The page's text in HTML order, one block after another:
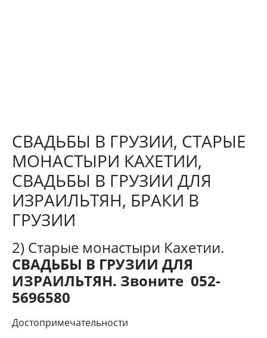
СВАДЬБЫ В ГРУЗИИ, СТАРЫЕ
МОНАСТЫРИ КАХЕТИИ,
СВАДЬБЫ В ГРУЗИИ ДЛЯ
ИЗРАИЛЬТЯН, БРАКИ В
ГРУЗИИ
2) Старые монастыри Кахетии.
СВАДЬБЫ В ГРУЗИИ ДЛЯ
ИЗРАИЛЬТЯН. Звоните 052-
5696580
Достопримечательности